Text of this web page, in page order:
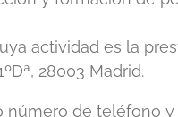
actividad es la
28003 Madrid.
número de teléfono